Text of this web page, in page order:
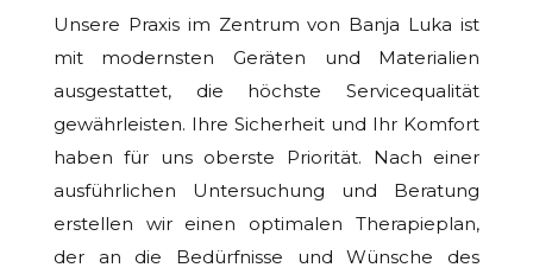
Unsere Praxis im Zentrum von Banja Luka ist
mit modernsten Geräten und Materialien
ausgestattet, die höchste Servicequalität
gewährleisten. Ihre Sicherheit und Ihr Komfort
haben für uns oberste Priorität. Nach einer
ausführlichen Untersuchung und Beratung
erstellen wir einen optimalen Therapieplan,
der an die Bedürfnisse und Wünsche des